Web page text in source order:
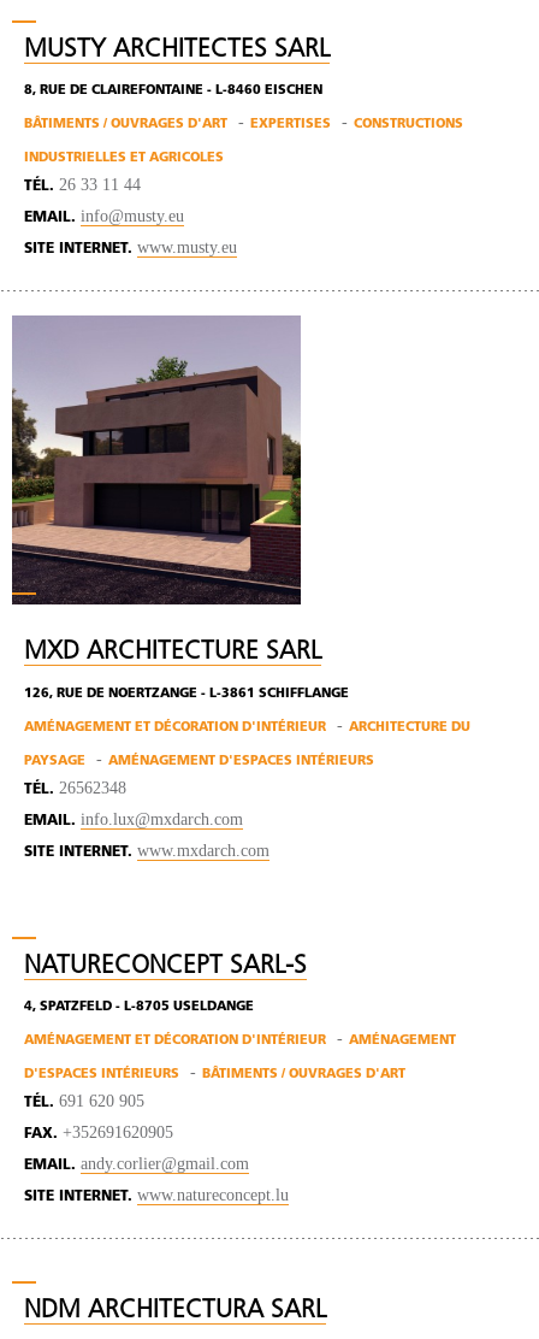
MUSTY ARCHITECTES SARL
8, RUE DE CLAIREFONTAINE - L-8460 EISCHEN
BÂTIMENTS / OUVRAGES D'ART EXPERTISES CONSTRUCTIONS
INDUSTRIELLES ET AGRICOLES
TÉL. 26 33 11 44
EMAIL. info@musty.eu
SITE INTERNET. www.musty.eu
MXD ARCHITECTURE SARL
126, RUE DE NOERTZANGE - L-3861 SCHIFFLANGE
AMÉNAGEMENT ET DÉCORATION D'INTÉRIEUR ARCHITECTURE DU
PAYSAGE AMÉNAGEMENT D'ESPACES INTÉRIEURS
TÉL. 26562348
EMAIL. info.lux@mxdarch.com
SITE INTERNET. www.mxdarch.com
NATURECONCEPT SARL-S
4, SPATZFELD - L-8705 USELDANGE
AMÉNAGEMENT ET DÉCORATION D'INTÉRIEUR AMÉNAGEMENT
D'ESPACES INTÉRIEURS BÂTIMENTS / OUVRAGES D'ART
TÉL. 691 620 905
FAX. +352691620905
EMAIL. andy.corlier@gmail.com
SITE INTERNET. www.natureconcept.lu
NDM ARCHITECTURA SARL